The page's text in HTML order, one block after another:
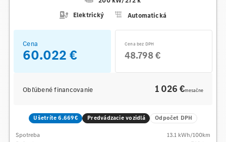
Elektrický
Automatická
Cena
60.022 €
Cena bez DPH
48.798 €
Obľúbené financovanie 1 026 €mesačne
Ušetríte 6.669€ Predvádzacie vozidlá Odpočet DPH
Spotreba 13.1 kWh/100km